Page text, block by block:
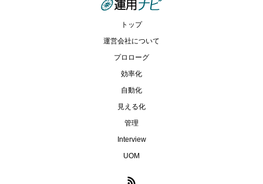
トップ
運営会社について
プロローグ
効率化
自動化
見える化
管理
Interview
UOM